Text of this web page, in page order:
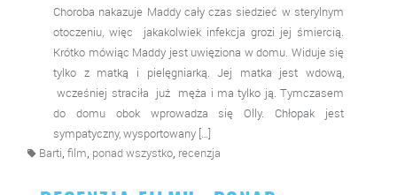
Choroba nakazuje Maddy cały czas siedzieć w sterylnym
otoczeniu, więc jakakolwiek infekcja grozi jej śmiercią.
Krótko mówiąc Maddy jest uwięziona w domu. Widuje się
tylko z matką i pielęgniarką. Jej matka jest wdową,
wcześniej straciła już męża i ma tylko ją. Tymczasem
do domu obok wprowadza się Olly. Chłopak jest
sympatyczny, wysportowany […]
Barti, film, ponad wszystko, recenzja